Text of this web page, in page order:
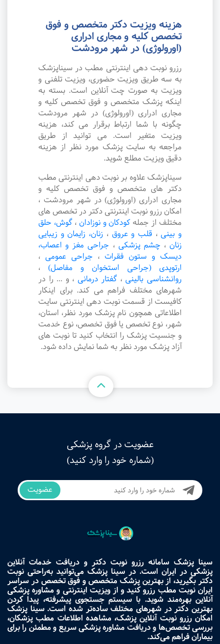
هزینه ویزیت دکتر متخصص و فوق
تخصص کلیه و مجاری ادراری
(اورولوژی) در شهر مرودشت
رزرو نوبت دهی اینترنتی مطب در سیناپزشک
به سه طریق ویزیت حضوری، ویزیت تلفنی و
ویزیت به صورت چت آنلاین است. بسته به
اینکه پزشک متخصص و فوق تخصص کلیه و
مجاری ادراری (اورولوژی) در شهر مرودشت
چگونه با شما ارتباط برقرار می کند، هزینه
ویزیت متغیر است. می توانید از طریق
مراجعه به سایت پزشک مورد نظر از هزینه
دقیق ویزیت مطلع شوید.
سیناپزشک علاوه بر نوبت دهی اینترنتی مطب
دکتر های متخصص و فوق تخصص کلیه و
مجاری ادراری (اورولوژی) در شهر مرودشت ،
امکان رزرو نوبت اینترنتی دکتر در تخصص های
مختلف از جمله کودکان و نوزادان ،گوش، حلق
و بینی ، قلب و عروق ، زنان، زایمان و زیبایی
زنان ، چشم پزشکی ، جراحی مغز و اعصاب،
دیسک و ستون فقرات ، جراحی عمومی ،
ارتوپدی (جراحی استخوان و مفاصل)
،
روانشناسی بالینی ، گفتار درمانی ، و ... را در
شهرهای مختلف فراهم می کند. برای اینکار
کافیست از قسمت نوبت دهی اینترنتی سایت
اطلاعاتی همچون نام پزشک مورد نظر، استان،
شهر، نوع تخصص یا فوق تخصص، نوع خدمت
و جنسیت پزشک را انتخاب کنید تا نوبت های
آزاد پزشک مورد نظر به شما نمایش داده شود.
عضویت در گروه پزشکی
(شماره خود را وارد کنید)
عضویت
سینا پزشک سامانه رزرو نوبت دکتر و دریافت خدمات آنلاین
پزشکی در ایران است. در سینا پزشک می‌توانید به‌راحتی نوبت
دکتر بگیرید، از بهترین پزشک متخصص و فوق تخصص در سراسر
ایران نوبت مطب رزرو کنید و از ویزیت اینترنتی و مشاوره پزشکی
آنلاین بهره‌مند شوید. با سیستم جستجوی پیشرفته، پیدا کردن
بهترین دکتر در شهرهای مختلف ساده‌تر شده است. سینا پزشک
امکان رزرو نوبت آنلاین پزشک، مشاهده اطلاعات مطب پزشکان،
بررسی تخصص‌ها و دریافت مشاوره پزشکی سریع و مطمئن را برای
بیماران فراهم می‌کند.